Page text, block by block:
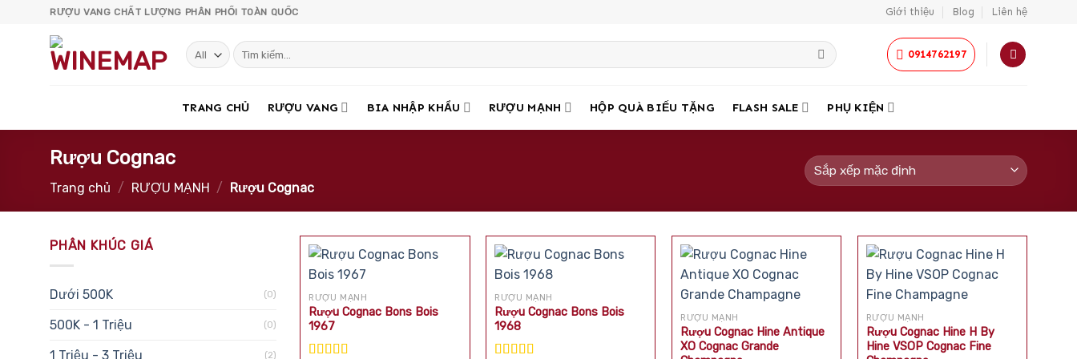
RƯỢU VANG CHẤT LƯỢNG PHÂN PHỐI TOÀN QUỐC Giới thiệu Blog Liên hệ
Tìm
kiếm:
0914762197
TRANG CHỦ RƯỢU VANG BIA NHẬP KHẨU RƯỢU MẠNH HỘP QUÀ BIẾU TẶNG FLASH SALE PHỤ KIỆN
Rượu Cognac
Trang chủ / RƯỢU MẠNH / Rượu Cognac
PHÂN KHÚC GIÁ
Dưới 500K (0)
500K - 1 Triệu (0)
1 Triệu - 3 Triệu (2)
RƯỢU MẠNH
Rượu Cognac Bons Bois
1967
RƯỢU MẠNH
Rượu Cognac Bons Bois
1968
RƯỢU MẠNH
Rượu Cognac Hine Antique
XO Cognac Grande
RƯỢU MẠNH
Rượu Cognac Hine H By
Hine VSOP Cognac Fine